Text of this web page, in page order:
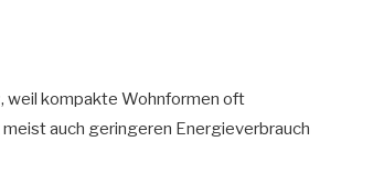
, weil kompakte Wohnformen oft
auch geringeren Energieverbrauch